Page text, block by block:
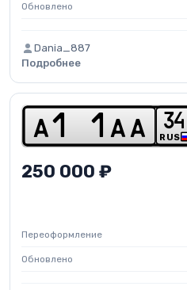
Обновлено
Dania_887
Подробнее
a 1 1 a a RUS
34
250 000 ₽
Переоформление
Обновлено